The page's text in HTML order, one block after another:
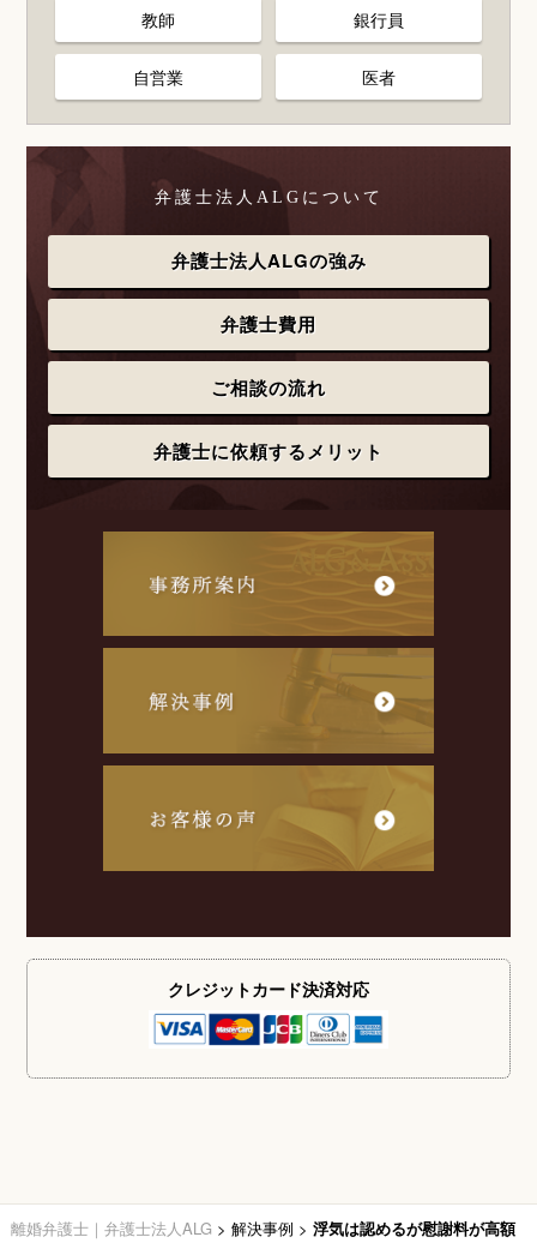
教師 銀行員
自営業 医者
弁護士法人ALGについて
弁護士法人ALGの強み
弁護士費用
ご相談の流れ
弁護士に依頼するメリット
クレジットカード決済対応
離婚弁護士｜弁護士法人ALG > 解決事例 > 浮気は認めるが慰謝料が高額